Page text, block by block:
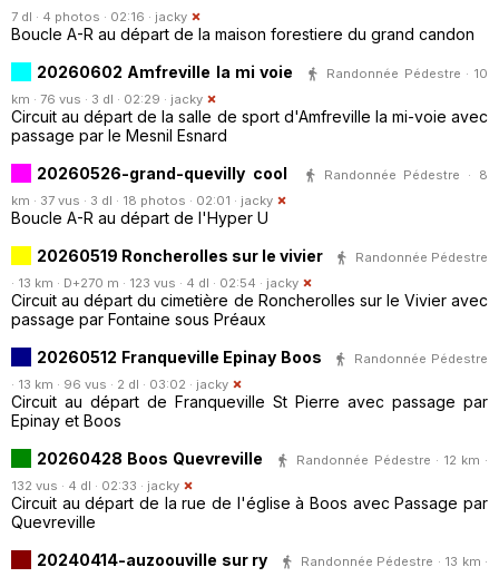
7 dl · 4 photos · 02:16 · jacky
Boucle A-R au départ de la maison forestiere du grand candon
20260602 Amfreville la mi voie
Randonnée Pédestre · 10
km · 76 vus · 3 dl · 02:29 · jacky
Circuit au départ de la salle de sport d'Amfreville la mi-voie avec
passage par le Mesnil Esnard
20260526-grand-quevilly cool
Randonnée Pédestre · 8
km · 37 vus · 3 dl · 18 photos · 02:01 · jacky
Boucle A-R au départ de l'Hyper U
20260519 Roncherolles sur le vivier
Randonnée Pédestre
· 13 km · D+270 m · 123 vus · 4 dl · 02:54 · jacky
Circuit au départ du cimetière de Roncherolles sur le Vivier avec
passage par Fontaine sous Préaux
20260512 Franqueville Epinay Boos
Randonnée Pédestre
· 13 km · 96 vus · 2 dl · 03:02 · jacky
Circuit au départ de Franqueville St Pierre avec passage par
Epinay et Boos
20260428 Boos Quevreville
Randonnée Pédestre · 12 km ·
132 vus · 4 dl · 02:33 · jacky
Circuit au départ de la rue de l'église à Boos avec Passage par
Quevreville
20240414-auzoouville sur ry
Randonnée Pédestre · 13 km ·